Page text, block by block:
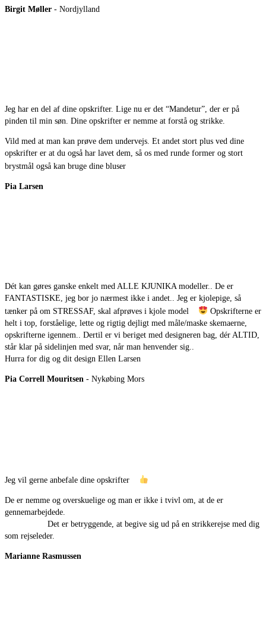
Birgit Møller - Nordjylland
Jeg har en del af dine opskrifter. Lige nu er det “Mandetur”, der er på
pinden til min søn. Dine opskrifter er nemme at forstå og strikke.
Vild med at man kan prøve dem undervejs. Et andet stort plus ved dine
opskrifter er at du også har lavet dem, så os med runde former og stort
brystmål også kan bruge dine bluser
Pia Larsen
Dét kan gøres ganske enkelt med ALLE KJUNIKA modeller.. De er
FANTASTISKE, jeg bor jo nærmest ikke i andet.. Jeg er kjolepige, så
tænker på om STRESSAF, skal afprøves i kjole model
Opskrifterne er
helt i top, forståelige, lette og rigtig dejligt med måle/maske skemaerne,
opskrifterne igennem.. Dertil er vi beriget med designeren bag, dér ALTID,
står klar på sidelinjen med svar, når man henvender sig..
Hurra for dig og dit design Ellen Larsen
Pia Correll Mouritsen - Nykøbing Mors
Jeg vil gerne anbefale dine opskrifter
De er nemme og overskuelige og man er ikke i tvivl om, at de er
gennemarbejdede.
Det er betryggende, at begive sig ud på en strikkerejse med dig
som rejseleder.
Marianne Rasmussen